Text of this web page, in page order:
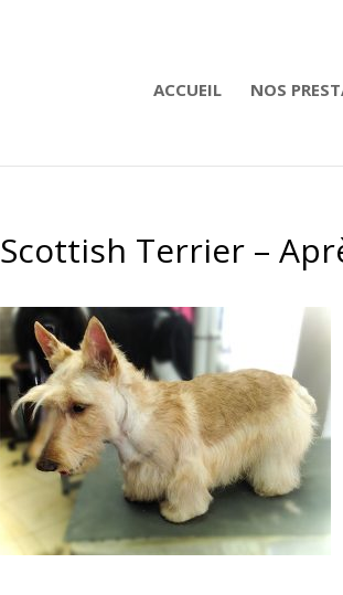
ACCUEIL NOS
Scottish Terrier –